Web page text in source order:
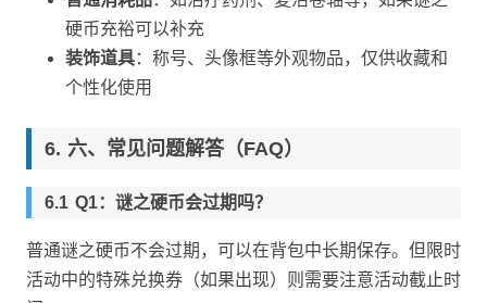
硬币充裕可以补充
装饰道具：称号、头像框等外观物品，仅供收藏和
个性化使用
六、常见问题解答（FAQ）
Q1：谜之硬币会过期吗？
普通谜之硬币不会过期，可以在背包中长期保存。但限时
活动中的特殊兑换券（如果出现）则需要注意活动截止时